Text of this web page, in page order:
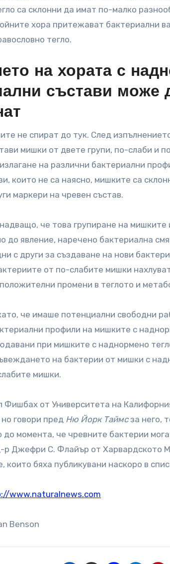
са склонни да имат по-малко
хора притежават бактериални
тегло.
на хората с
състави може
не спират до тук. След
мишки от двете групи, по-слаби и
на различни бактериални
които не са наясно, мишките са
маркери на чревен състав.
че това групиране на
до явление, наречено бактериална
с други за създаване на нови
от по-слабите мишки
промени в теглото и
че имаше потенциални свободни
профили на мишките с
при мишките с наднормено
на бактерии от мишки с
мишки.
Фишбах от Университета на
говори пред Ню Йорк Таймсза него,
до момента, че чревните бактерии
р Джефри С. Флайър от Харвардското
които бяха публикувани наскоро в
www.naturalnews.com
Benson